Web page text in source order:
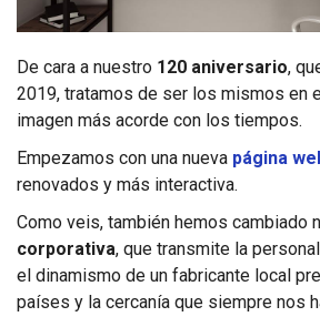
De cara a nuestro 120 aniversario,
2019, tratamos de ser los mismos en
imagen más acorde con los tiempos.
Empezamos con una nueva página
renovados y más interactiva.
Como veis, también hemos cambiado
corporativa, que transmite la
el dinamismo de un fabricante local
países y la cercanía que siempre nos